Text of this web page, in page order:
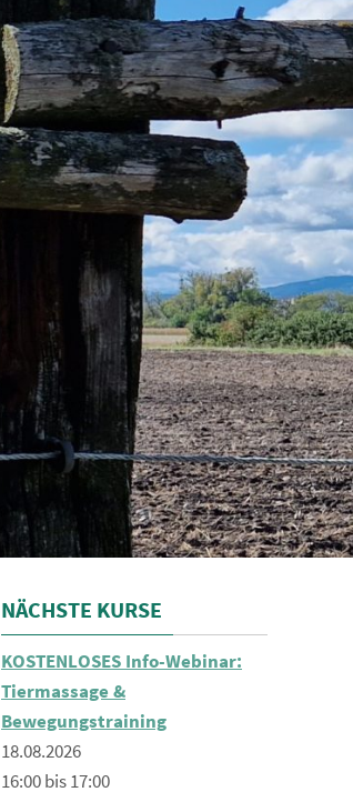
NÄCHSTE KURSE
KOSTENLOSES Info-Webinar:
Tiermassage &
Bewegungstraining
18.08.2026
16:00 bis 17:00